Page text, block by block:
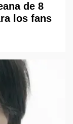
de 8
los fans